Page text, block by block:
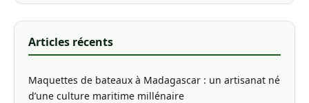
Articles récents
Maquettes de bateaux à Madagascar : un artisanat né
d’une culture maritime millénaire